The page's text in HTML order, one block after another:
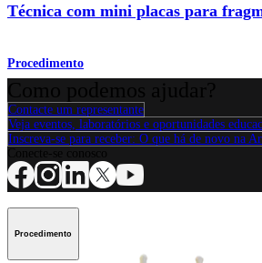
Técnica com mini placas para
Procedimento
Contacte um representante
Veja eventos, laboratórios e oportunidades
Inscreva-se para receber: O que há de novo na
Procedimento